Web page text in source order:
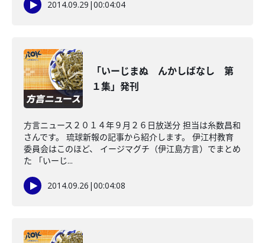
2014.09.29 |00:04:04
「いーじまぬ んかしばなし 第
１集」発刊
方言ニュース２０１４年９月２６日放送分 担当は糸数昌和
さんです。 琉球新報の記事から紹介します。 伊江村教育
委員会はこのほど、 イージマグチ（伊江島方言）でまとめ
た 「いーじ...
2014.09.26 |00:04:08